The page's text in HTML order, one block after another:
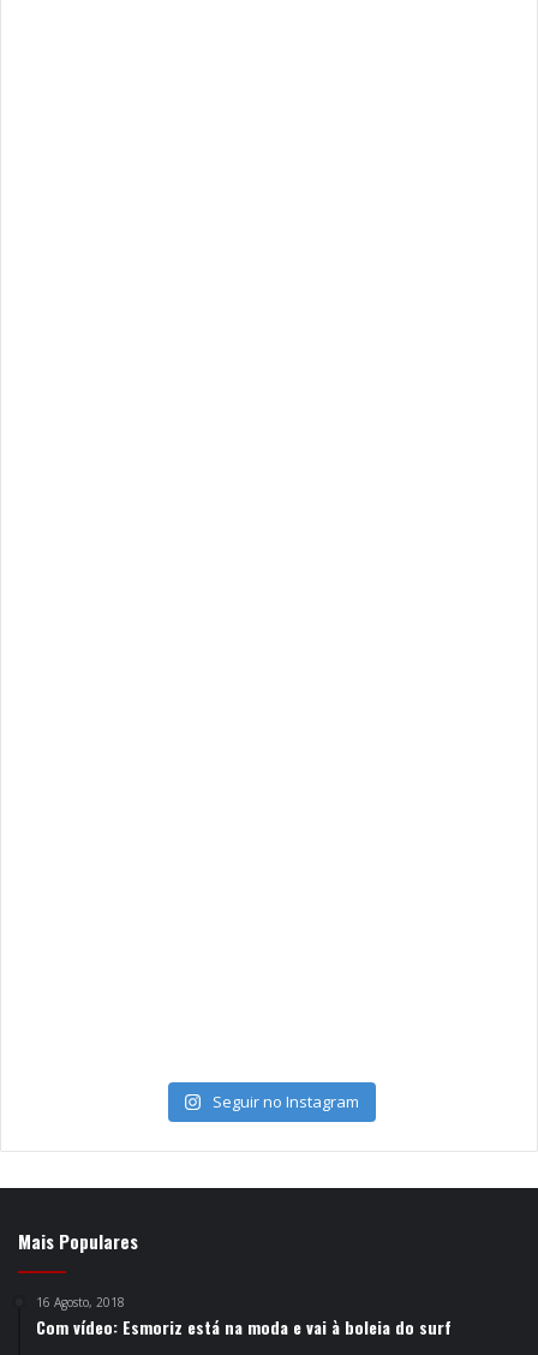
Seguir no Instagram
Mais Populares
16 Agosto, 2018
Com vídeo: Esmoriz está na moda e vai à boleia do surf